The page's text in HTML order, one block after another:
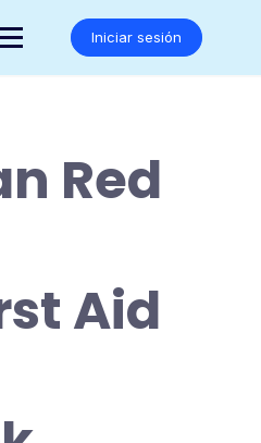
Iniciar sesión
Red
Aid